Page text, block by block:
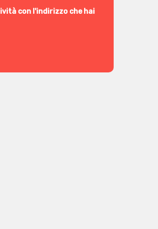
con l'indirizzo che hai